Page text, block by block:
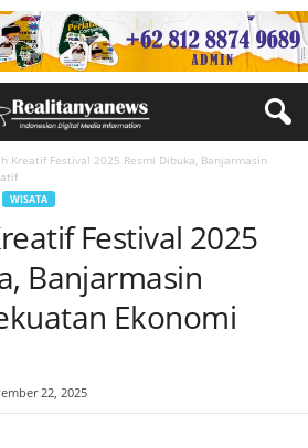
Kreatif Festival 2025 Resmi Dibuka, Banjarmasin
WISATA
Festival 2025
Banjarmasin
Ekonomi
22, 2025